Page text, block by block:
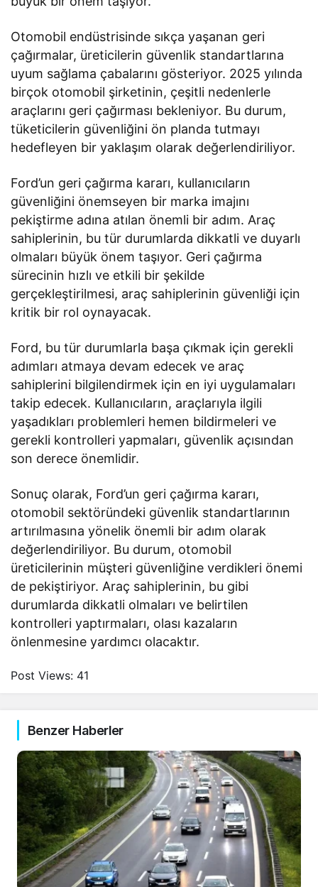
Otomobil endüstrisinde sıkça yaşanan geri
çağırmalar, üreticilerin güvenlik standartlarına
uyum sağlama çabalarını gösteriyor. 2025 yılında
birçok otomobil şirketinin, çeşitli nedenlerle
araçlarını geri çağırması bekleniyor. Bu durum,
tüketicilerin güvenliğini ön planda tutmayı
hedefleyen bir yaklaşım olarak değerlendiriliyor.
Ford’un geri çağırma kararı, kullanıcıların
güvenliğini önemseyen bir marka imajını
pekiştirme adına atılan önemli bir adım. Araç
sahiplerinin, bu tür durumlarda dikkatli ve duyarlı
olmaları büyük önem taşıyor. Geri çağırma
sürecinin hızlı ve etkili bir şekilde
gerçekleştirilmesi, araç sahiplerinin güvenliği için
kritik bir rol oynayacak.
Ford, bu tür durumlarla başa çıkmak için gerekli
adımları atmaya devam edecek ve araç
sahiplerini bilgilendirmek için en iyi uygulamaları
takip edecek. Kullanıcıların, araçlarıyla ilgili
yaşadıkları problemleri hemen bildirmeleri ve
gerekli kontrolleri yapmaları, güvenlik açısından
son derece önemlidir.
Sonuç olarak, Ford’un geri çağırma kararı,
otomobil sektöründeki güvenlik standartlarının
artırılmasına yönelik önemli bir adım olarak
değerlendiriliyor. Bu durum, otomobil
üreticilerinin müşteri güvenliğine verdikleri önemi
de pekiştiriyor. Araç sahiplerinin, bu gibi
durumlarda dikkatli olmaları ve belirtilen
kontrolleri yaptırmaları, olası kazaların
önlenmesine yardımcı olacaktır.
Post Views: 41
Benzer Haberler